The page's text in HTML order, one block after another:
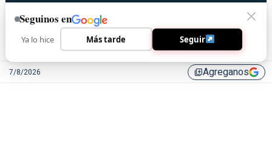
7/8/2026 library_addAgreganos
Seguinos en
Ya lo hice Más tarde Seguir